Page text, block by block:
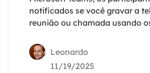
notificados se você gravar a
reunião ou chamada usando
Leonardo
11/19/2025